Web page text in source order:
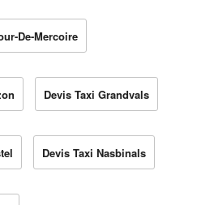
De-Mercoire
Devis Taxi Grandvals
Devis Taxi Nasbinals